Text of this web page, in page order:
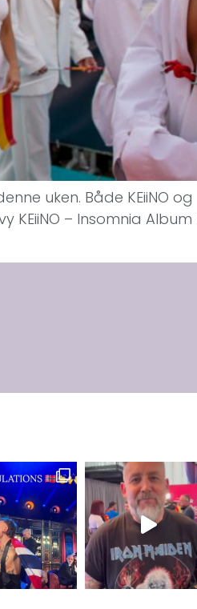
uken. Både KEiiNO og
– Insomnia Album